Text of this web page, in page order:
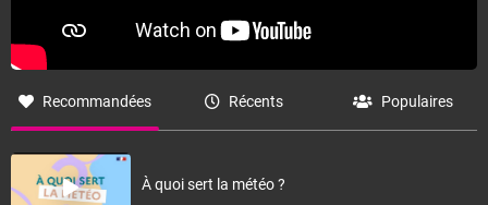
Recommandées Récents Populaires
À quoi sert la météo ?